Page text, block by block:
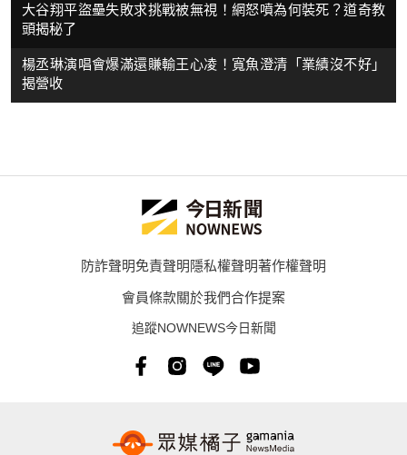
大谷翔平盜壘失敗求挑戰被無視！網怒噴為何裝死？道奇教
頭揭秘了
楊丞琳演唱會爆滿還賺輸王心凌！寬魚澄清「業績沒不好」
揭營收
防詐聲明免責聲明隱私權聲明著作權聲明
會員條款關於我們合作提案
追蹤NOWNEWS今日新聞